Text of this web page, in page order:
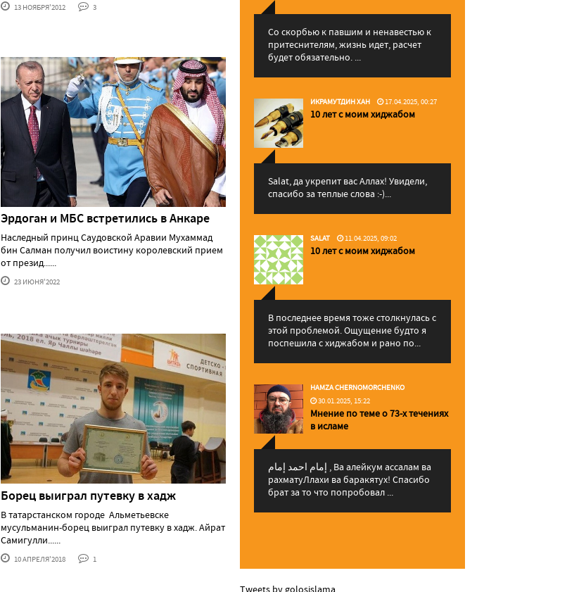
13 НОЯБРЯ'2012 3
Эрдоган и МБС встретились в Анкаре
Наследный принц Саудовской Аравии Мухаммад
бин Салман получил воистину королевский прием
от презид......
23 ИЮНЯ'2022
Борец выиграл путевку в хадж
В татарстанском городе Альметьевске
мусульманин-борец выиграл путевку в хадж. Айрат
Самигулли......
10 АПРЕЛЯ'2018 1
Со скорбью к павшим и ненавестью к
притеснителям, жизнь идет, расчет
будет обязательно. ...
ИКРАМУТДИН ХАН 17.04.2025, 00:27
10 лет с моим хиджабом
Salat, да укрепит вас Аллаx! Увидели,
спасибо за теплые слова :-)...
SALAT 11.04.2025, 09:02
10 лет с моим хиджабом
В последнее время тоже столкнулась с
этой проблемой. Ощущение будто я
поспешила с хиджабом и рано по...
HAMZA CHERNOMORCHENKO
30.01.2025, 15:22
Мнение по теме о 73-х течениях
в исламе
إمام احمد إمام , Ва алейкум ассалам ва
рахматуЛлахи ва баракятух! Спасибо
брат за то что попробовал ...
Tweets by golosislama